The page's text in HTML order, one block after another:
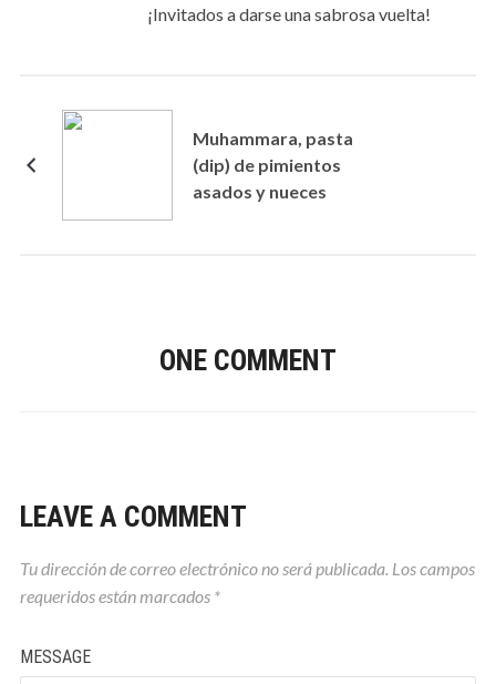
¡Invitados a darse una sabrosa vuelta!
Muhammara, pasta
(dip) de pimientos
asados y nueces
ONE COMMENT
LEAVE A COMMENT
Tu dirección de correo electrónico no será publicada. Los campos
requeridos están marcados *
MESSAGE